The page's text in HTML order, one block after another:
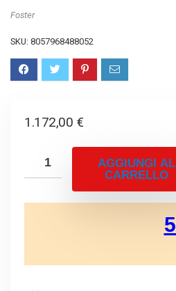
Foster
SKU: 8057968488052
1.172,00 €
AGGIUNGI AL
CARRELLO